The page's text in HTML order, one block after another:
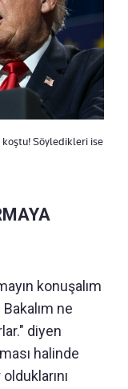
Söyledikleri ise
konuşalım
ne
diyen
halinde